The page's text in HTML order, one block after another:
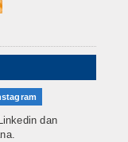
dan